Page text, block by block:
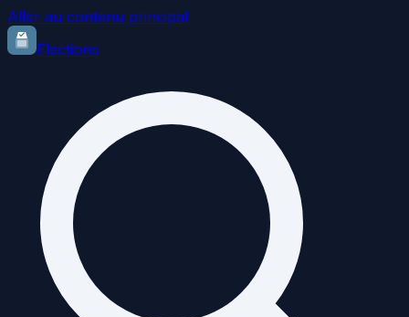
Aller au contenu principal
Elections